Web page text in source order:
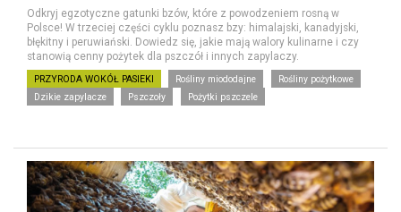
Odkryj egzotyczne gatunki bzów, które z powodzeniem rosną w
Polsce! W trzeciej części cyklu poznasz bzy: himalajski, kanadyjski,
błękitny i peruwiański. Dowiedz się, jakie mają walory kulinarne i czy
stanowią cenny pożytek dla pszczół i innych zapylaczy.
PRZYRODA WOKÓŁ PASIEKI Rośliny miododajne
Rośliny pożytkowe
Dzikie zapylacze
Pszczoły Pożytki pszczele